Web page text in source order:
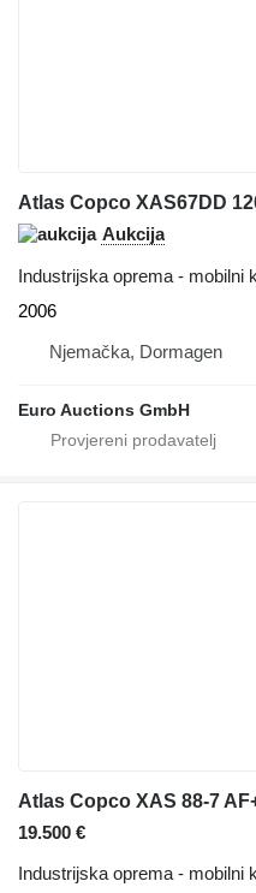
Atlas Copco XAS67DD
Aukcija
Industrijska oprema - mobilni
2006
Njemačka, Dormagen
Euro Auctions GmbH
Atlas Copco XAS 88-7
19.500 €
Industrijska oprema - mobilni